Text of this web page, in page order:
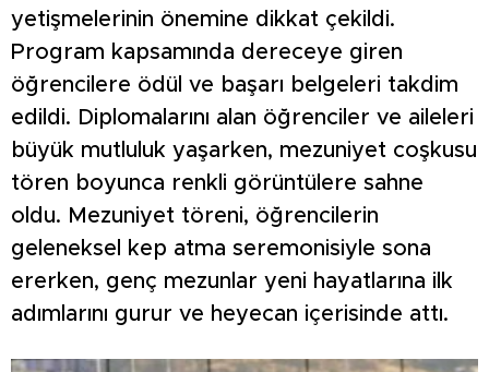
yetişmelerinin önemine dikkat çekildi.
Program kapsamında dereceye giren
öğrencilere ödül ve başarı belgeleri takdim
edildi. Diplomalarını alan öğrenciler ve aileleri
büyük mutluluk yaşarken, mezuniyet coşkusu
tören boyunca renkli görüntülere sahne
oldu. Mezuniyet töreni, öğrencilerin
geleneksel kep atma seremonisiyle sona
ererken, genç mezunlar yeni hayatlarına ilk
adımlarını gurur ve heyecan içerisinde attı.